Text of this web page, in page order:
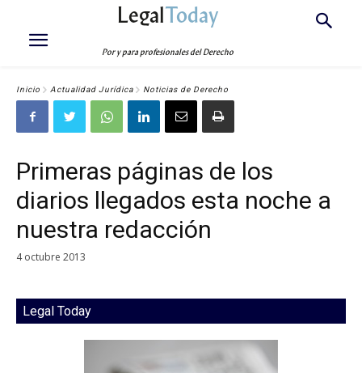
LegalToday
Por y para profesionales del Derecho
Inicio Actualidad Jurídica Noticias de Derecho
Primeras páginas de los
diarios llegados esta noche a
nuestra redacción
4 octubre 2013
Legal Today